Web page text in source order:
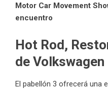
Motor Car Movement
encuentro
Hot Rod,
de Volkswagen
El pabellón 3 ofrecerá una